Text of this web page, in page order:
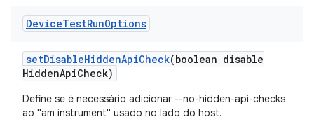
DeviceTestRunOptions
setDisableHiddenApiCheck(boolean disable
HiddenApiCheck)
Define se é necessário adicionar --no-hidden-api-checks
ao "am instrument" usado no lado do host.